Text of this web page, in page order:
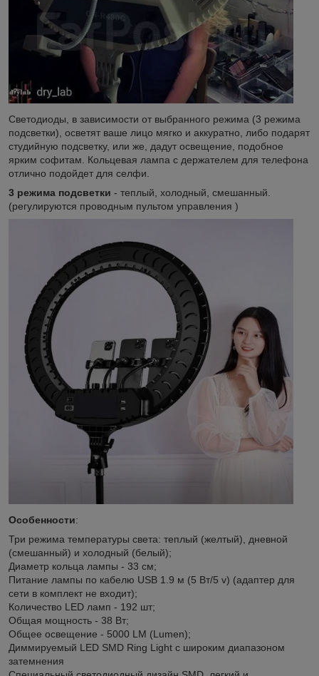
Светодиоды, в зависимости от выбранного режима (3 режима
подсветки), осветят ваше лицо мягко и аккуратно, либо подарят
студийную подсветку, или же, дадут освещение, подобное
ярким софитам. Кольцевая лампа с держателем для телефона
отлично подойдет для селфи.
3 режима подсветки - теплый, холодный, смешанный.
(регулируются проводным пультом управления )
Особенности:
Три режима температуры света: теплый (желтый), дневной
(смешанный) и холодный (белый);
Диаметр кольца лампы - 33 см;
Питание лампы по кабелю USB 1.9 м (5 Вт/5 v) (адаптер для
сети в комплект не входит);
Количество LED ламп - 192 шт;
Общая мощность - 38 Вт;
Общее освещение - 5000 LM (Lumen);
Диммируемый LED SMD Ring Light с широким диапазоном
затемнения